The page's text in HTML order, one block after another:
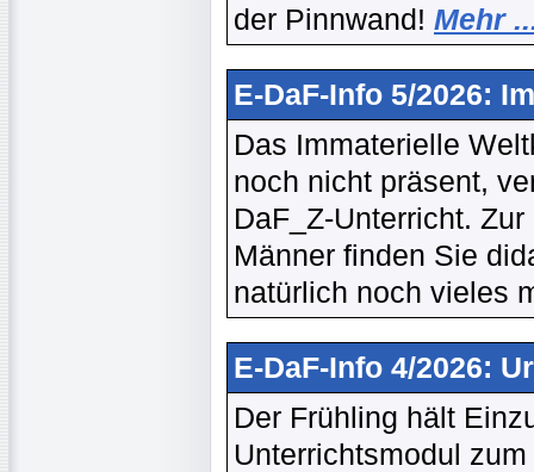
der Pinnwand! Mehr
E-DaF-Info 5/2026:
Das Immaterielle
noch nicht präsent,
DaF_Z-Unterricht.
Männer finden Sie
natürlich noch vieles
E-DaF-Info 4/2026:
Der Frühling hält
Unterrichtsmodul